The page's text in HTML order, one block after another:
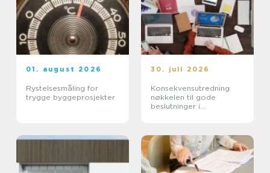
01. august 2026
Rystelsesmåling for
trygge byggeprosjekter
30. juli 2026
Konsekvensutredning
nøkkelen til gode
beslutninger i